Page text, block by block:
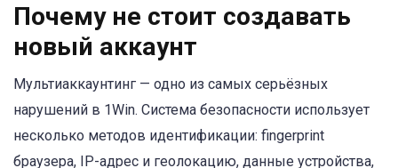
Почему не стоит создавать
новый аккаунт
Мультиаккаунтинг — одно из самых серьёзных
нарушений в 1Win. Система безопасности использует
несколько методов идентификации: fingerprint
браузера, IP-адрес и геолокацию, данные устройства,